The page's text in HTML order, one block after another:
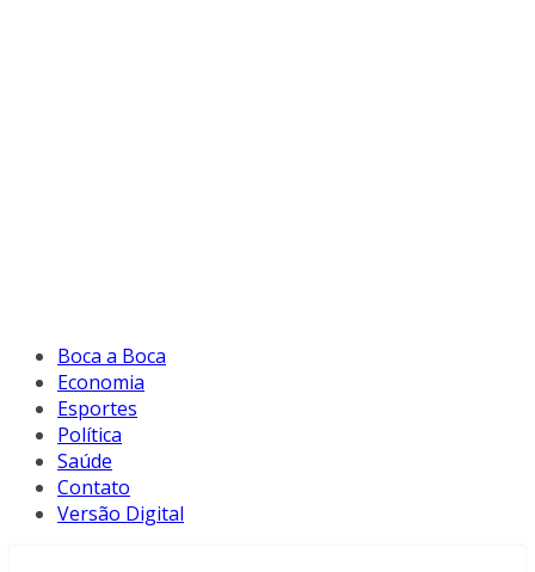
Boca a Boca
Economia
Esportes
Política
Saúde
Contato
Versão Digital